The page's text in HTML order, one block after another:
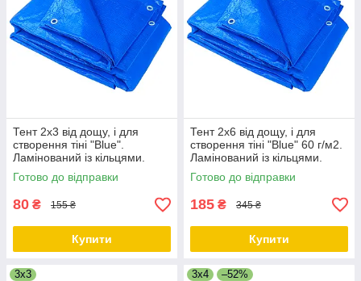
Тент 2х3 від дощу, і для
створення тіні "Blue".
Ламінований із кільцями.
Полог.
Готово до відправки
80 ₴ 155 ₴
Купити
Тент 2х6 від дощу, і для
створення тіні "Blue" 60 г/м2.
Ламінований із кільцями.
Полог.
Готово до відправки
185 ₴ 345 ₴
Купити
3x3 3x4 –52%